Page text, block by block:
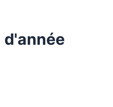
d'année